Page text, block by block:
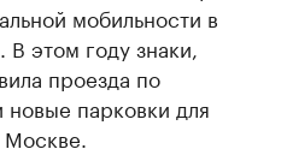
мобильности в
этом году знаки,
проезда по
парковки для
Москве.